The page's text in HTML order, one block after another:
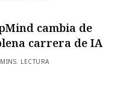
cambia de
carrera de IA
LECTURA